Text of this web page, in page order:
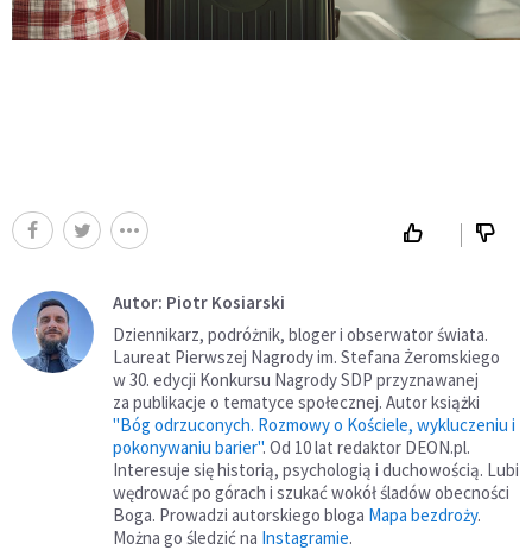
Autor: Piotr Kosiarski
Dziennikarz, podróżnik, bloger i obserwator świata.
Laureat Pierwszej Nagrody im. Stefana Żeromskiego
w 30. edycji Konkursu Nagrody SDP przyznawanej
za publikacje o tematyce społecznej. Autor książki
"Bóg odrzuconych. Rozmowy o Kościele, wykluczeniu i
pokonywaniu barier". Od 10 lat redaktor DEON.pl.
Interesuje się historią, psychologią i duchowością. Lubi
wędrować po górach i szukać wokół śladów obecności
Boga. Prowadzi autorskiego bloga Mapa bezdroży.
Można go śledzić na Instagramie.